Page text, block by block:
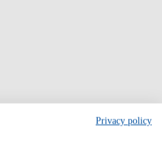
Privacy policy